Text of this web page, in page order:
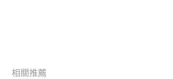
相關推薦